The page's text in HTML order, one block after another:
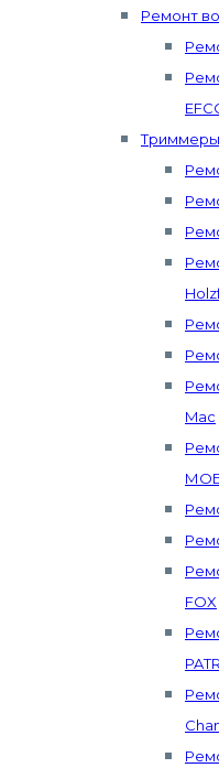
Ремонт
Триммеры
Mac
FOX